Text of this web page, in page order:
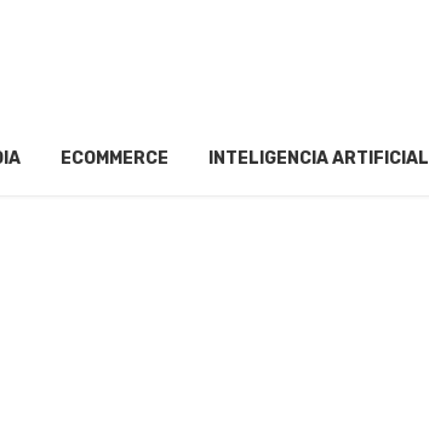
ECOMMERCE INTELIGENCIA ARTIFICIAL